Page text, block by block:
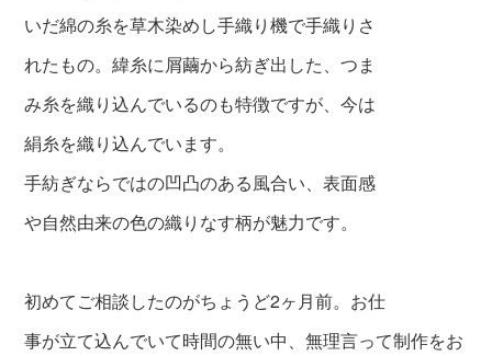
いだ綿の糸を草木染めし手織り機で手織りさ
れたもの。緯糸に屑繭から紡ぎ出した、つま
み糸を織り込んでいるのも特徴ですが、今は
絹糸を織り込んでいます。
手紡ぎならではの凹凸のある風合い、表面感
や自然由来の色の織りなす柄が魅力です。
初めてご相談したのがちょうど2ヶ月前。お仕
事が立て込んでいて時間の無い中、無理言って制作をお